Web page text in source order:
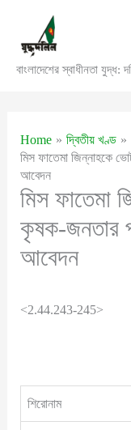
content
বাংলাদেশের স্বাধীনতা যুদ্ধ:
Home
দ্বিতীয় খণ্ড
মিস ফাতেমা জিন্নাহকে
আবেদন
মিস ফাতেমা
কৃষক-জনতার
আবেদন
<2.44.243-245>
শিরোনাম